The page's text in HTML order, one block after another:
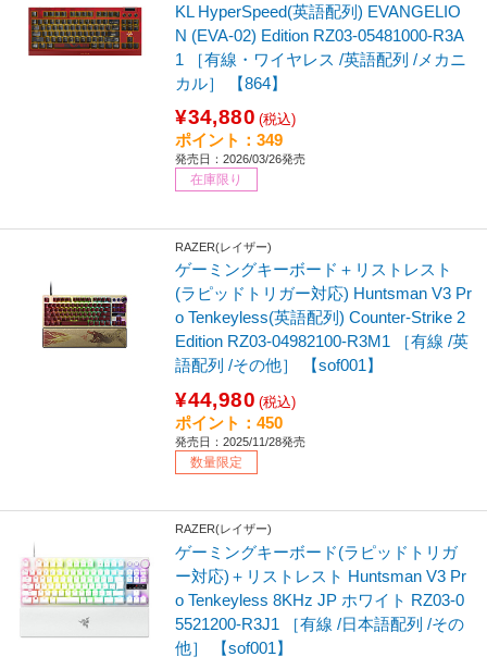
KL HyperSpeed(英語配列) EVANGELIO
N (EVA-02) Edition RZ03-05481000-R3A
1 ［有線・ワイヤレス /英語配列 /メカニ
カル］ 【864】
¥34,880 (税込)
ポイント：349
発売日：2026/03/26発売
在庫限り
RAZER(レイザー)
ゲーミングキーボード＋リストレスト
(ラピッドトリガー対応) Huntsman V3 Pr
o Tenkeyless(英語配列) Counter-Strike 2
Edition RZ03-04982100-R3M1 ［有線 /英
語配列 /その他］ 【sof001】
¥44,980 (税込)
ポイント：450
発売日：2025/11/28発売
数量限定
RAZER(レイザー)
ゲーミングキーボード(ラピッドトリガ
ー対応)＋リストレスト Huntsman V3 Pr
o Tenkeyless 8KHz JP ホワイト RZ03-0
5521200-R3J1 ［有線 /日本語配列 /その
他］ 【sof001】